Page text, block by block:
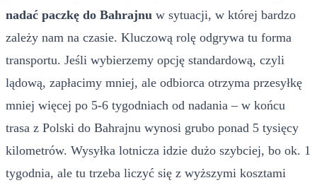
nadać paczkę do Bahrajnu w sytuacji, w której bardzo
zależy nam na czasie. Kluczową rolę odgrywa tu forma
transportu. Jeśli wybierzemy opcję standardową, czyli
lądową, zapłacimy mniej, ale odbiorca otrzyma przesyłkę
mniej więcej po 5-6 tygodniach od nadania – w końcu
trasa z Polski do Bahrajnu wynosi grubo ponad 5 tysięcy
kilometrów. Wysyłka lotnicza idzie dużo szybciej, bo ok. 1
tygodnia, ale tu trzeba liczyć się z wyższymi kosztami